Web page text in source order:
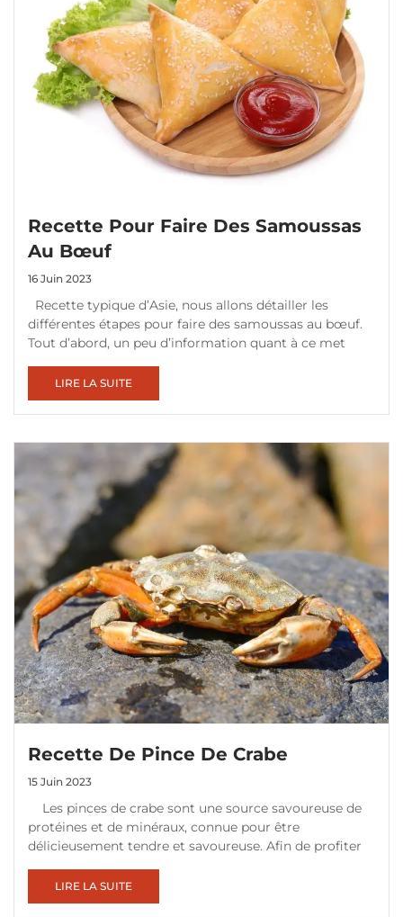
Recette Pour Faire Des Samoussas
Au Bœuf
16 Juin 2023
Recette typique d’Asie, nous allons détailler les
différentes étapes pour faire des samoussas au bœuf.
Tout d’abord, un peu d’information quant à ce met
LIRE LA SUITE
Recette De Pince De Crabe
15 Juin 2023
Les pinces de crabe sont une source savoureuse de
protéines et de minéraux, connue pour être
délicieusement tendre et savoureuse. Afin de profiter
LIRE LA SUITE